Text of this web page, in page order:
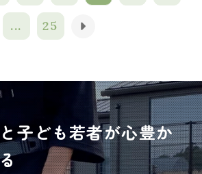
... 25
子ども若者が心豊か